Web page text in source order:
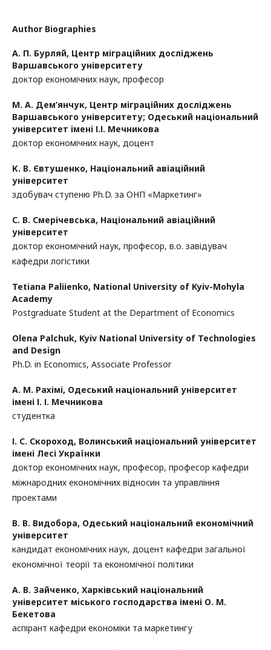
Author Biographies
А. П. Бурляй, Центр міграційних досліджень
Варшавського університету
доктор економічних наук, професор
М. А. Дем’янчук, Центр міграційних досліджень
Варшавського університету; Одеський національний
університет імені І.І. Мечникова
доктор економічних наук, доцент
К. В. Євтушенко, Національний авіаційний
університет
здобувач ступеню Ph.D. за ОНП «Маркетинг»
С. В. Смерічевська, Національний авіаційний
університет
доктор економічний наук, професор, в.о. завідувач
кафедри логістики
Tetiana Paliienko, National University of Kyiv-Mohyla
Academy
Postgraduate Student at the Department of Economics
Olena Palchuk, Kyiv National University of Technologies
and Design
Ph.D. in Economics, Associate Professor
А. М. Рахімі, Одеський національний університет
імені І. І. Мечникова
студентка
І. С. Скороход, Волинський національний університет
імені Лесі Українки
доктор економічних наук, професор, професор кафедри
міжнародних економічних відносин та управління
проектами
В. В. Видобора, Одеський національний економічний
університет
кандидат економічних наук, доцент кафедри загальної
економічної теорії та економічної політики
А. В. Зайченко, Харківський національний
університет міського господарства імені О. М.
Бекетова
аспірант кафедри економіки та маркетингу